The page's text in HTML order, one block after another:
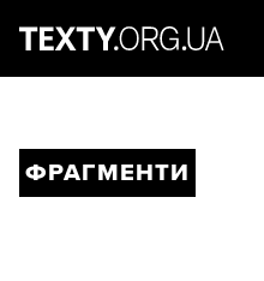
ФРАГМЕНТИ